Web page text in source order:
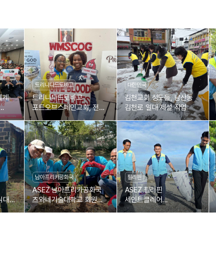
계
트리니다드토바고
트리니다드토바고
포트오브스페인교회, 전
세계 유월절사랑 생명사랑
제1804차 헌혈릴레이
대한민국
김천교회 성도들, 남산동
김천로 일대 제설 작업
대
남아프리카공화국
ASEZ 남아프리카공화국
츠와네기술대학교 회원들,
나무 심기
필리핀
ASEZ 필리핀
세인트클레어
칼로오칸대학교 회원들,